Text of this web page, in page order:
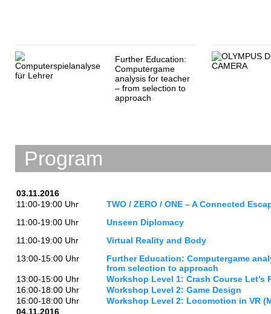
Further Education:
Computergame
analysis for teacher
– from selection to
approach
Program
03.11.2016
11:00-19:00 Uhr
TWO / ZERO / ONE – A Connected
11:00-19:00 Uhr
Unseen Diplomacy
11:00-19:00 Uhr
Virtual Reality and Body
13:00-15:00 Uhr
Further Education: Computergame
from selection to approach
13:00-15:00 Uhr
Workshop Level 1: Crash Course Let’s
16:00-18:00 Uhr
Workshop Level 2: Game Design
16:00-18:00 Uhr
Workshop Level 2: Locomotion in VR
04.11.2016